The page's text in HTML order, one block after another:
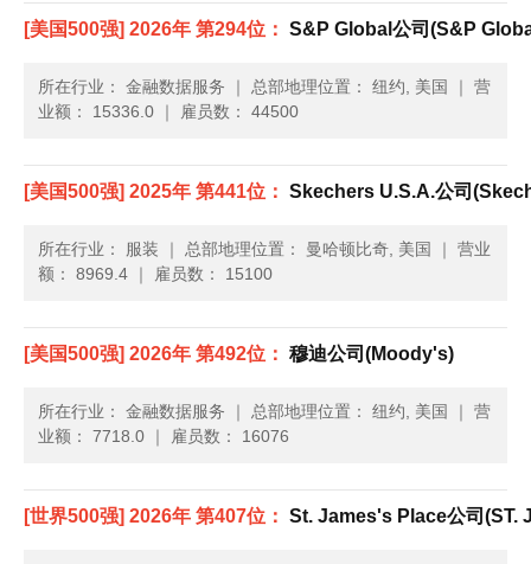
[美国500强] 2026年 第294位： S&P Global公司(S&P
所在行业： 金融数据服务 ｜ 总部地理位置： 纽约, 美国 ｜ 营
业额： 15336.0 ｜ 雇员数： 44500
[美国500强] 2025年 第441位： Skechers U.S.A.公司
所在行业： 服装 ｜ 总部地理位置： 曼哈顿比奇, 美国 ｜ 营业
额： 8969.4 ｜ 雇员数： 15100
[美国500强] 2026年 第492位： 穆迪公司(Moody's)
所在行业： 金融数据服务 ｜ 总部地理位置： 纽约, 美国 ｜ 营
业额： 7718.0 ｜ 雇员数： 16076
[世界500强] 2026年 第407位： St. James's Place公司(ST.